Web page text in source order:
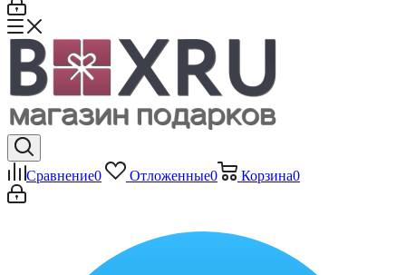
Сравнение0 Отложенные0 Корзина0